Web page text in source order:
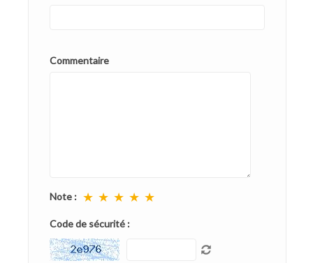
Commentaire
Note : ★ ★ ★ ★ ★
Code de sécurité :